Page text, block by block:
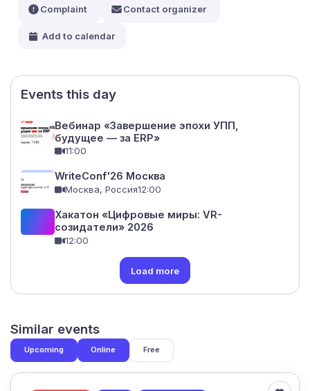
Events this day
Вебинар «Завершение эпохи УПП,
будущее — за ERP»
11:00
WriteConf'26 Москва
Москва, Россия12:00
Хакатон «Цифровые миры: VR-
созидатели» 2026
12:00
Load more
Complaint Contact organizer
Add to calendar
Similar events
Upcoming Online Free